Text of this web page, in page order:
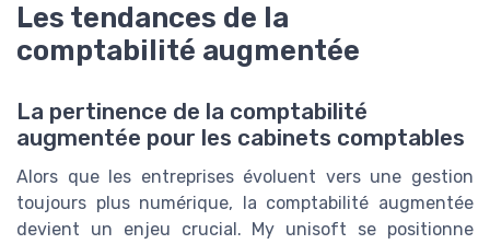
Les tendances de la
comptabilité augmentée
La pertinence de la comptabilité
augmentée pour les cabinets comptables
Alors que les entreprises évoluent vers une gestion
toujours plus numérique, la comptabilité augmentée
devient un enjeu crucial. My unisoft se positionne